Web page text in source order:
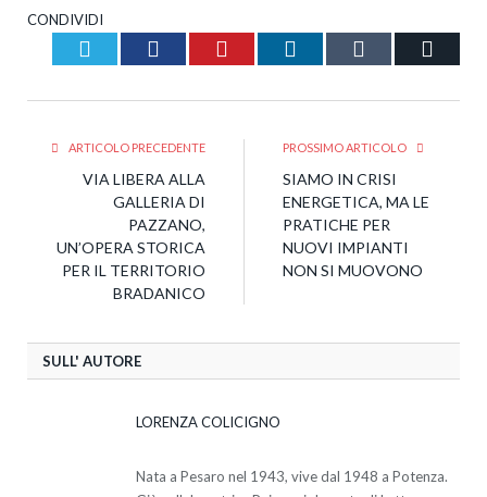
CONDIVIDI
Twitter Facebook Pinterest LinkedIn Tumblr
ARTICOLO PRECEDENTE
VIA LIBERA ALLA
GALLERIA DI
PAZZANO,
UN’OPERA STORICA
PER IL TERRITORIO
BRADANICO
PROSSIMO ARTICOLO
SIAMO IN CRISI
ENERGETICA, MA LE
PRATICHE PER
NUOVI IMPIANTI
NON SI MUOVONO
SULL' AUTORE
LORENZA COLICIGNO
Nata a Pesaro nel 1943, vive dal 1948 a Potenza.